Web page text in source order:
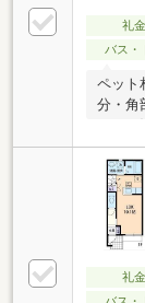
礼
バス・
ペット
分・角
礼